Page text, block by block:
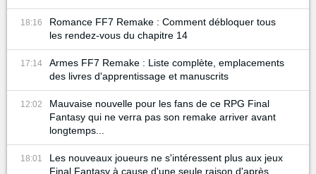
18:16
Romance FF7 Remake : Comment débloquer tous
les rendez-vous du chapitre 14
17:14
Armes FF7 Remake : Liste complète, emplacements
des livres d'apprentissage et manuscrits
12:02
Mauvaise nouvelle pour les fans de ce RPG Final
Fantasy qui ne verra pas son remake arriver avant
longtemps...
18:01
Les nouveaux joueurs ne s'intéressent plus aux jeux
Final Fantasy à cause d'une seule raison d'après